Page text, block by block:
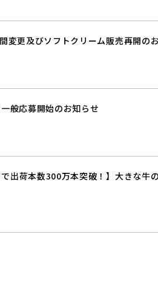
変更及びソフトクリーム販売再開の
般応募開始のお知らせ
出荷本数300万本突破！】大きな